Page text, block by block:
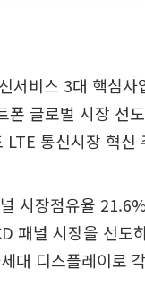
서비스 3대 핵심
폰 글로벌 시장 선
통신시장 혁신
시장점유율
패널 시장을 선도
대 디스플레이로